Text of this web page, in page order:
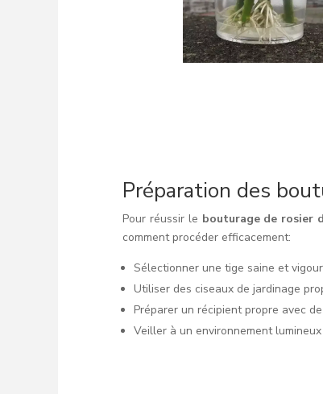
Préparation des
Pour réussir le bouturage de rosier
comment procéder efficacement:
Sélectionner une tige saine et
Utiliser des ciseaux de jardinage
Préparer un récipient propre avec de
Veiller à un environnement